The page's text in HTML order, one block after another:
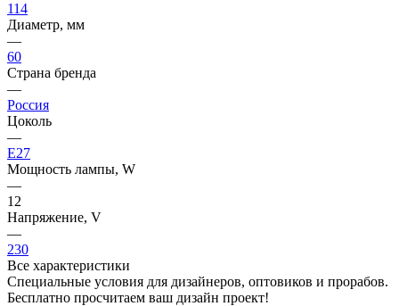
114
Диаметр, мм
—
60
Страна бренда
—
Россия
Цоколь
—
E27
Мощность лампы, W
—
12
Напряжение, V
—
230
Все характеристики
Специальные условия для дизайнеров, оптовиков и прорабов.
Бесплатно просчитаем ваш дизайн проект!